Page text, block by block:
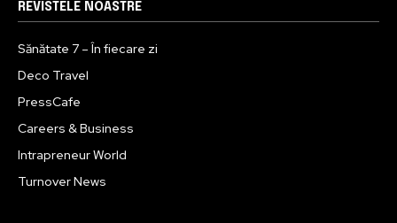
REVISTELE NOASTRE
Sănătate 7 – În fiecare zi
Deco Travel
PressCafe
Careers & Business
Intrapreneur World
Turnover News